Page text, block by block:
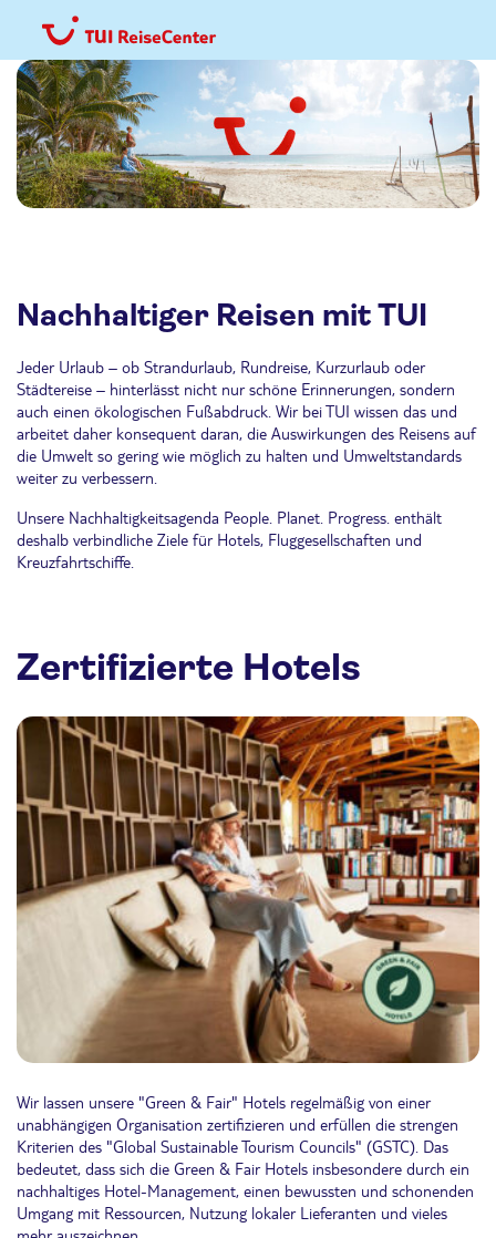
Nachhaltiger Reisen mit TUI
Jeder Urlaub – ob Strandurlaub, Rundreise, Kurzurlaub oder
Städtereise – hinterlässt nicht nur schöne Erinnerungen, sondern
auch einen ökologischen Fußabdruck. Wir bei TUI wissen das und
arbeitet daher konsequent daran, die Auswirkungen des Reisens auf
die Umwelt so gering wie möglich zu halten und Umweltstandards
weiter zu verbessern.
Unsere Nachhaltigkeitsagenda People. Planet. Progress. enthält
deshalb verbindliche Ziele für Hotels, Fluggesellschaften und
Kreuzfahrtschiffe.
Zertifizierte Hotels
Wir lassen unsere "Green & Fair" Hotels regelmäßig von einer
unabhängigen Organisation zertifizieren und erfüllen die strengen
Kriterien des "Global Sustainable Tourism Councils" (GSTC). Das
bedeutet, dass sich die Green & Fair Hotels insbesondere durch ein
nachhaltiges Hotel-Management, einen bewussten und schonenden
Umgang mit Ressourcen, Nutzung lokaler Lieferanten und vieles